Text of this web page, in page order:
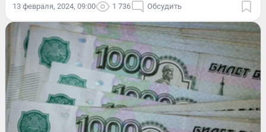
13 февраля, 2024, 09:00 1 736 Обсудить